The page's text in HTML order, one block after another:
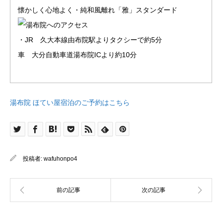
懐かしく心地よく・純和風離れ「雅」スタンダード
・JR 久大本線由布院駅よりタクシーで約5分
車 大分自動車道湯布院ICより約10分
湯布院 ほてい屋宿泊のご予約はこちら
投稿者: wafuhonpo4